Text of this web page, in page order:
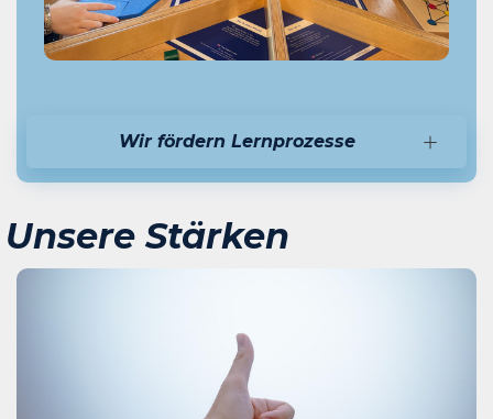
Wir fördern Lernprozesse
Unsere Stärken